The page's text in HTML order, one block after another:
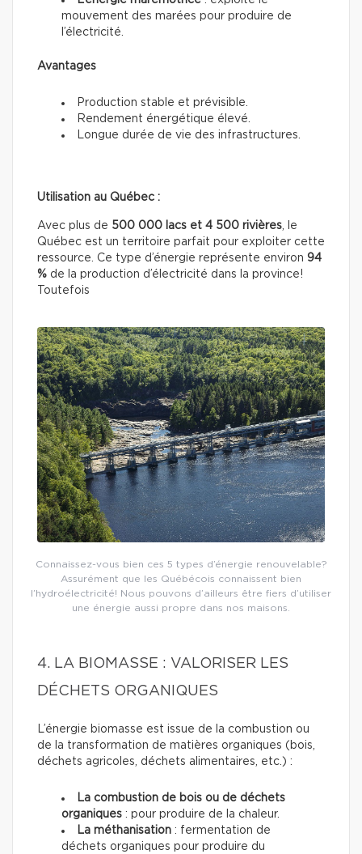
mouvement des marées pour produire de
l’électricité.
Avantages
Production stable et prévisible.
Rendement énergétique élevé.
Longue durée de vie des infrastructures.
Utilisation au Québec :
Avec plus de 500 000 lacs et 4 500 rivières , le
Québec est un territoire parfait pour exploiter cette
ressource. Ce type d’énergie représente environ 94
% de la production d’électricité dans la province!
Toutefois
Connaissez-vous bien ces 5 types d’énergie renouvelable?
Assurément que les Québécois connaissent bien
l’hydroélectricité! Nous pouvons d’ailleurs être fiers d’utiliser
une énergie aussi propre dans nos maisons.
4. LA BIOMASSE : VALORISER LES
DÉCHETS ORGANIQUES
L’énergie biomasse est issue de la combustion ou
de la transformation de matières organiques (bois,
déchets agricoles, déchets alimentaires, etc.) :
La combustion de bois ou de déchets
organiques : pour produire de la chaleur.
La méthanisation : fermentation de
déchets organiques pour produire du